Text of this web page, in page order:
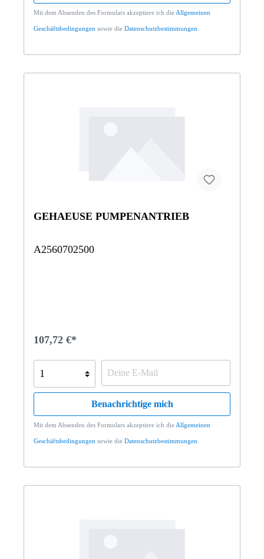
Mit dem Absenden des Formulars akzeptiere ich die Allgemeinen
Geschäftsbedingungen sowie die Datenschutzbestimmungen
GEHAEUSE PUMPENANTRIEB
A2560702500
107,72 €*
Benachrichtige mich
Mit dem Absenden des Formulars akzeptiere ich die Allgemeinen
Geschäftsbedingungen sowie die Datenschutzbestimmungen